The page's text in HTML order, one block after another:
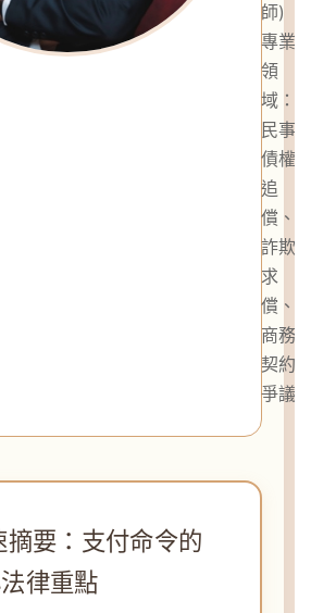
師)
專業
領
域：
民事
債權
追
償、
詐欺
求
償、
商務
契約
爭議
摘要：支付命令的
律重點